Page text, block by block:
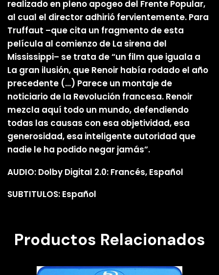
realizado en pleno apogeo del Frente Popular,
al cual el director adhirió fervientemente. Para
Truffaut –que cita un fragmento de esta
película al comienzo de La sirena del
Mississippi– se trata de “un film que iguala a
La gran ilusión, que Renoir había rodado el año
precedente (…) Parece un montaje de
noticiario de la Revolución francesa. Renoir
mezcla aquí todo un mundo, defendiendo
todas las causas con esa objetividad, esa
generosidad, esa inteligente autoridad que
nadie le ha podido negar jamás”.
AUDIO: Dolby Digital 2.0: Francés, Español
SUBTITULOS: Español
Productos Relacionados